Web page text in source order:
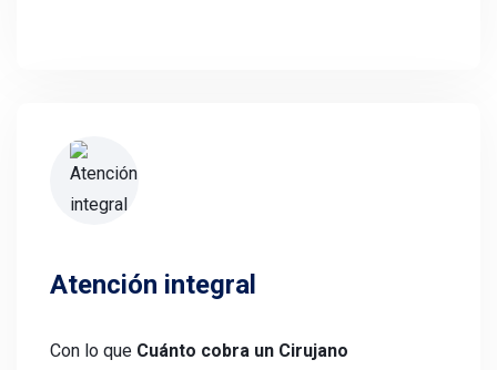
Atención integral
Con lo que Cuánto cobra un Cirujano